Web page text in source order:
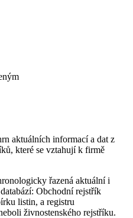
aktuálních informací a dat z
které se vztahují k firmě
řazená aktuální i
Obchodní rejstřík
listin, a registru
živnostenského rejstříku.